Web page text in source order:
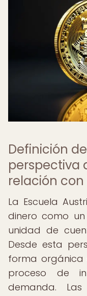
Definición
perspectiva
relación
La Escuela
dinero como
unidad de
Desde esta
forma orgánica
proceso de
demanda.